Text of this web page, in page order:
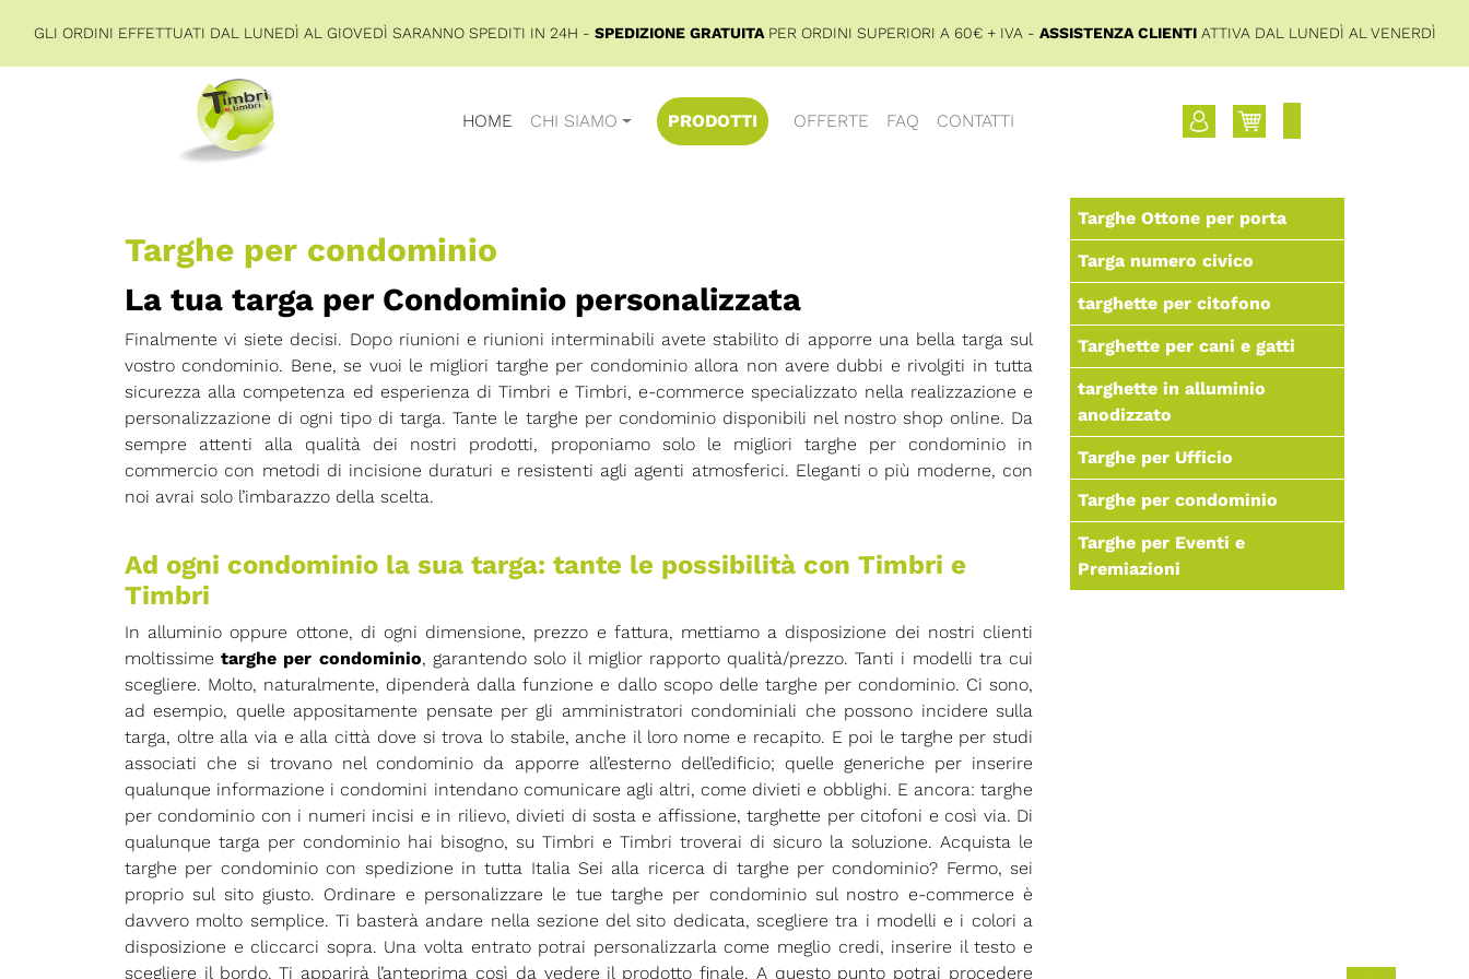
GLI ORDINI EFFETTUATI DAL LUNEDÌ AL GIOVEDÌ SARANNO SPEDITI IN 24H - SPEDIZIONE GRATUITAPER ORDINI SUPERIORI A 60€ + IVA - ASSISTENZA CLIENTIATTIVA DAL LUNEDÌ AL VENERDÌ
HOME CHI SIAMO PRODOTTI OFFERTE FAQ CONTATTI
Targhe per condominio
La tua targa per Condominio personalizzata
Finalmente vi siete decisi. Dopo riunioni e riunioni interminabili avete stabilito di apporre una bella targa sul
vostro condominio. Bene, se vuoi le migliori targhe per condominio allora non avere dubbi e rivolgiti in tutta
sicurezza alla competenza ed esperienza di Timbri e Timbri, e-commerce specializzato nella realizzazione e
personalizzazione di ogni tipo di targa. Tante le targhe per condominio disponibili nel nostro shop online. Da
sempre attenti alla qualità dei nostri prodotti, proponiamo solo le migliori targhe per condominio in
commercio con metodi di incisione duraturi e resistenti agli agenti atmosferici. Eleganti o più moderne, con
noi avrai solo l’imbarazzo della scelta.
Ad ogni condominio la sua targa: tante le possibilità con Timbri e
Timbri
In alluminio oppure ottone, di ogni dimensione, prezzo e fattura, mettiamo a disposizione dei nostri clienti
moltissimetarghe per condominio, garantendo solo il miglior rapporto qualità/prezzo. Tanti i modelli tra cui
scegliere. Molto, naturalmente, dipenderà dalla funzione e dallo scopo delle targhe per condominio. Ci sono,
ad esempio, quelle appositamente pensate per gli amministratori condominiali che possono incidere sulla
targa, oltre alla via e alla città dove si trova lo stabile, anche il loro nome e recapito. E poi le targhe per studi
associati che si trovano nel condominio da apporre all’esterno dell’edificio; quelle generiche per inserire
qualunque informazione i condomini intendano comunicare agli altri, come divieti e obblighi. E ancora: targhe
per condominio con i numeri incisi e in rilievo, divieti di sosta e affissione, targhette per citofoni e così via. Di
qualunque targa per condominio hai bisogno, su Timbri e Timbri troverai di sicuro la soluzione. Acquista le
targhe per condominio con spedizione in tutta Italia Sei alla ricerca di targhe per condominio? Fermo, sei
proprio sul sito giusto. Ordinare e personalizzare le tue targhe per condominio sul nostro e-commerce è
davvero molto semplice. Ti basterà andare nella sezione del sito dedicata, scegliere tra i modelli e i colori a
disposizione e cliccarci sopra. Una volta entrato potrai personalizzarla come meglio credi, inserire il testo e
scegliere il bordo. Ti apparirà l’anteprima così da vedere il prodotto finale. A questo punto potrai procedere
Targhe Ottone per porta
Targa numero civico
targhette per citofono
Targhette per cani e gatti
targhette in alluminio
anodizzato
Targhe per Ufficio
Targhe per condominio
Targhe per Eventi e
Premiazioni